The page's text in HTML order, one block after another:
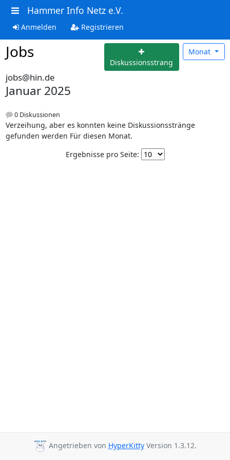
Hammer Info Netz e.V.
Anmelden Registrieren
Jobs
Diskussionsstrang
Monat
jobs@hin.de
Januar 2025
0 Diskussionen
Verzeihung, aber es konnten keine Diskussionsstränge
gefunden werden Für diesen Monat.
Ergebnisse pro Seite:
Angetrieben von HyperKittyVersion 1.3.12.